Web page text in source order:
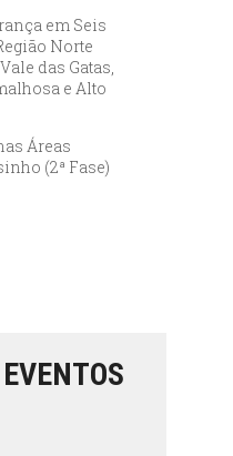
em Seis
Norte
das Gatas,
e Alto
Áreas
(2ª Fase)